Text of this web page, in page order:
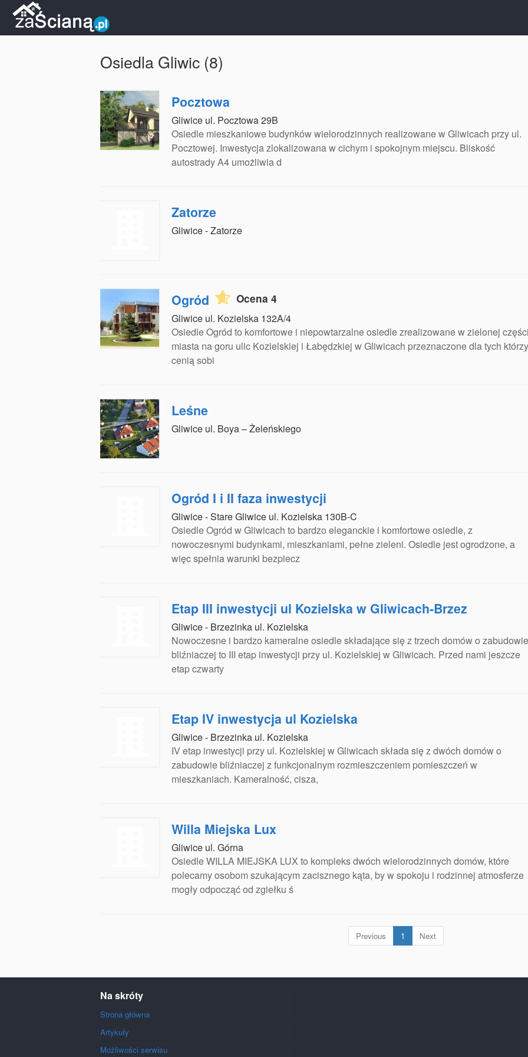
Osiedla Gliwic (8)
Pocztowa
Gliwice ul. Pocztowa 29B
Osiedle mieszkaniowe budynków wielorodzinnych realizowane w Gliwicach przy ul.
Pocztowej. Inwestycja zlokalizowana w cichym i spokojnym miejscu. Bliskość
autostrady A4 umożliwia d
Zatorze
Gliwice - Zatorze
Ogród Ocena 4
Gliwice ul. Kozielska 132A/4
Osiedle Ogród to komfortowe i niepowtarzalne osiedle zrealizowane w zielonej
miasta na goru ulic Kozielskiej i Łabędzkiej w Gliwicach przeznaczone dla tych którzy
cenią sobi
Leśne
Gliwice ul. Boya – Żeleńskiego
Ogród I i II faza inwestycji
Gliwice - Stare Gliwice ul. Kozielska 130B-C
Osiedle Ogród w Gliwicach to bardzo eleganckie i komfortowe osiedle, z
nowoczesnymi budynkami, mieszkaniami, pełne zieleni. Osiedle jest ogrodzone, a
więc spełnia warunki bezpiecz
Etap III inwestycji ul Kozielska w Gliwicach-Brzez
Gliwice - Brzezinka ul. Kozielska
Nowoczesne i bardzo kameralne osiedle składające się z trzech domów o zabudowie
bliźniaczej to III etap inwestycji przy ul. Kozielskiej w Gliwicach. Przed nami jeszcze
etap czwarty
Etap IV inwestycja ul Kozielska
Gliwice - Brzezinka ul. Kozielska
IV etap inwestycji przy ul. Kozielskiej w Gliwicach składa się z dwóch domów o
zabudowie bliźniaczej z funkcjonalnym rozmieszczeniem pomieszczeń w
mieszkaniach. Kameralność, cisza,
Willa Miejska Lux
Gliwice ul. Górna
Osiedle WILLA MIEJSKA LUX to kompleks dwóch wielorodzinnych domów, które
polecamy osobom szukającym zacisznego kąta, by w spokoju i rodzinnej atmosferze
mogły odpocząć od zgiełku ś
Previous 1 (current)
Next
Na skróty
Strona główna
Artykuły
Możliwości serwisu